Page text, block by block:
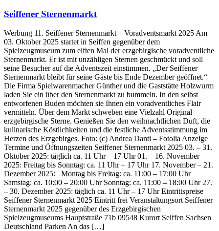
Seiffener Sternenmarkt
Werbung 11. Seiffener Sternenmarkt – Voradventsmarkt 2025 Am
03. Oktober 2025 startet in Seiffen gegenüber dem
Spielzeugmuseum zum elften Mal der erzgebirgische voradventliche
Sternenmarkt. Er ist mit unzähligen Sternen geschmückt und soll
seine Besucher auf die Adventszeit einstimmen. „Der Seiffener
Sternenmarkt bleibt für seine Gäste bis Ende Dezember geöffnet.“
Die Firma Spielwarenmacher Günther und die Gaststätte Holzwurm
laden Sie ein über den Sternenmarkt zu bummeln. In den selbst
entworfenen Buden möchten sie Ihnen ein voradventliches Flair
vermitteln. Über dem Markt schweben eine Vielzahl Original
erzgebirgische Sterne. Genießen Sie den weihnachtlichen Duft, die
kulinarische Köstlichkeiten und die festliche Adventsstimmung im
Herzen des Erzgebirges. Foto: (c) Andrea Danti – Fotolia Anzeige
Termine und Öffnungszeiten Seiffener Sternenmarkt 2025 03. – 31.
Oktober 2025: täglich ca. 11 Uhr – 17 Uhr 01. – 16. November
2025: Freitag bis Sonntag: ca. 11 Uhr – 17 Uhr 17. November – 21.
Dezember 2025: Montag bis Freitag: ca. 11:00 – 17:00 Uhr
Samstag: ca. 10:00 – 20:00 Uhr Sonntag: ca. 11:00 – 18:00 Uhr 27.
– 30. Dezember 2025: täglich ca. 11 Uhr – 17 Uhr Eintrittspreise
Seiffener Sternenmarkt 2025 Eintritt frei Veranstaltungsort Seiffener
Sternenmarkt 2025 gegenüber des Erzgebirgischen
Spielzeugmuseums Hauptstraße 71b 09548 Kurort Seiffen Sachsen
Deutschland Parken An das […]